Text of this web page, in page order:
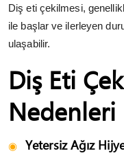
Diş eti çekilmesi,
ile başlar ve ilerleyen
ulaşabilir.
Diş Eti
Nedenleri
Yetersiz Ağız